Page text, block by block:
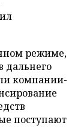
режиме,
дальнего
компании-
поступают